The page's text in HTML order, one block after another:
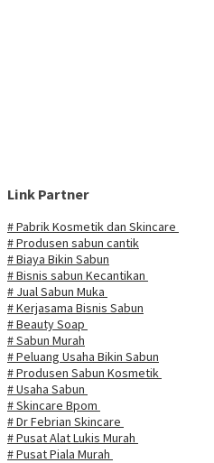
Link Partner
# Pabrik Kosmetik dan Skincare
# Produsen sabun cantik
# Biaya Bikin Sabun
# Bisnis sabun Kecantikan
# Jual Sabun Muka
# Kerjasama Bisnis Sabun
# Beauty Soap
# Sabun Murah
# Peluang Usaha Bikin Sabun
# Produsen Sabun Kosmetik
# Usaha Sabun
# Skincare Bpom
# Dr Febrian Skincare
# Pusat Alat Lukis Murah
# Pusat Piala Murah